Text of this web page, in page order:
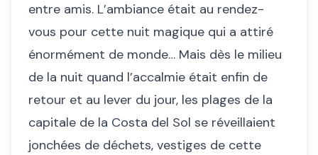
entre amis. L’ambiance était au rendez-
vous pour cette nuit magique qui a attiré
énormément de monde… Mais dès le milieu
de la nuit quand l’accalmie était enfin de
retour et au lever du jour, les plages de la
capitale de la Costa del Sol se réveillaient
jonchées de déchets, vestiges de cette